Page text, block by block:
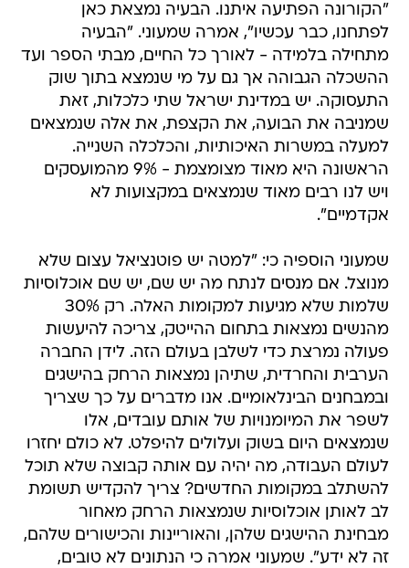
"הקורונה הפתיעה איתנו. הבעיה נמצאת כאן
לפתחנו, כבר עכשיו", אמרה שמעוני. "הבעיה
מתחילה בלמידה - לאורך כל החיים, מבתי הספר ועד
ההשכלה הגבוהה אך גם על מי שנמצא בתוך שוק
התעסוקה. יש במדינת ישראל שתי כלכלות, זאת
שמניבה את הבועה, את הקצפת, את אלה שנמצאים
למעלה במשרות האיכותיות, והכלכלה השנייה.
הראשונה היא מאוד מצומצמת - 9% מהמועסקים
ויש לנו רבים מאוד שנמצאים במקצועות לא
אקדמיים".
שמעוני הוספיה כי: "למטה יש פוטנציאל עצום שלא
מנוצל. אם מנסים לנתח מה יש שם, יש שם אוכלוסיות
שלמות שלא מגיעות למקומות האלה. רק 30%
מהנשים נמצאות בתחום ההייטק, צריכה להיעשות
פעולה נמרצת כדי לשלבן בעולם הזה. לידן החברה
הערבית והחרדית, שתיהן נמצאות הרחק בהישגים
ובמבחנים הבינלאומיים. אנו מדברים על כך שצריך
לשפר את המיומנויות של אותם עובדים, אלו
שנמצאים היום בשוק ועלולים להיפלט. לא כולם יחזרו
לעולם העבודה, מה יהיה עם אותה קבוצה שלא תוכל
להשתלב במקומות החדשים? צריך להקדיש תשומת
לב לאותן אוכלוסיות שנמצאות הרחק מאחור
מבחינת ההישגים שלהן, והאוריינות והכישורים שלהם,
זה לא ידע". שמעוני אמרה כי הנתונים לא טובים,